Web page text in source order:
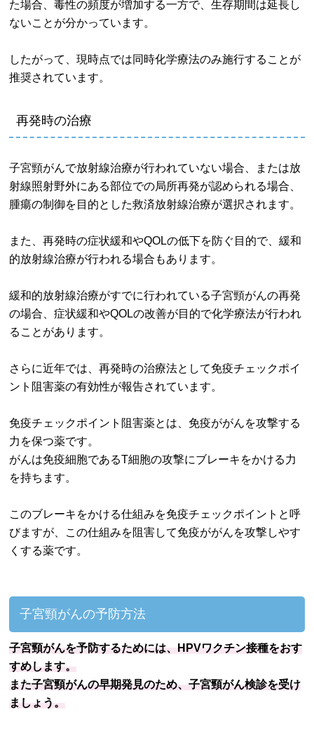
た場合、毒性の頻度が増加する一方で、生存期間は延長し
ないことが分かっています。
したがって、現時点では同時化学療法のみ施行することが
推奨されています。
再発時の治療
子宮頸がんで放射線治療が行われていない場合、または放
射線照射野外にある部位での局所再発が認められる場合、
腫瘍の制御を目的とした救済放射線治療が選択されます。
また、再発時の症状緩和やQOLの低下を防ぐ目的で、緩和
的放射線治療が行われる場合もあります。
緩和的放射線治療がすでに行われている子宮頸がんの再発
の場合、症状緩和やQOLの改善が目的で化学療法が行われ
ることがあります。
さらに近年では、再発時の治療法として免疫チェックポイ
ント阻害薬の有効性が報告されています。
免疫チェックポイント阻害薬とは、免疫ががんを攻撃する
力を保つ薬です。
がんは免疫細胞であるT細胞の攻撃にブレーキをかける力
を持ちます。
このブレーキをかける仕組みを免疫チェックポイントと呼
びますが、この仕組みを阻害して免疫ががんを攻撃しやす
くする薬です。
子宮頸がんの予防方法
子宮頸がんを予防するためには、HPVワクチン接種をおす
すめします。
また子宮頸がんの早期発見のため、子宮頸がん検診を受け
ましょう。